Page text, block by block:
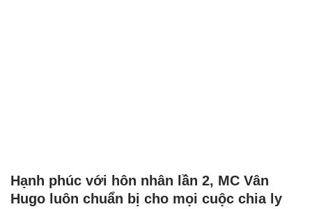
Hạnh phúc với hôn nhân lần 2, MC Vân
Hugo luôn chuẩn bị cho mọi cuộc chia ly